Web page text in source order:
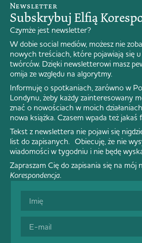
Newsletter
Subskrybuj Elfią
Czymże jest newsletter?
W dobie social mediów, możesz nie
nowych treściach, które pojawiają się
twórców. Dzięki newsletterowi masz
omija ze względu na algorytmy.
Informuję o spotkaniach, zarówno w
Londynu, żeby każdy zainteresowany
znać o nowościach w moich
nowa książka. Czasem wpada też
Tekst z newslettera nie pojawi się
list do zapisanych. Obiecuję, że nie
wiadomości w tygodniu i nie będę
Zapraszam Cię do zapisania się na mój
Korespondencja.